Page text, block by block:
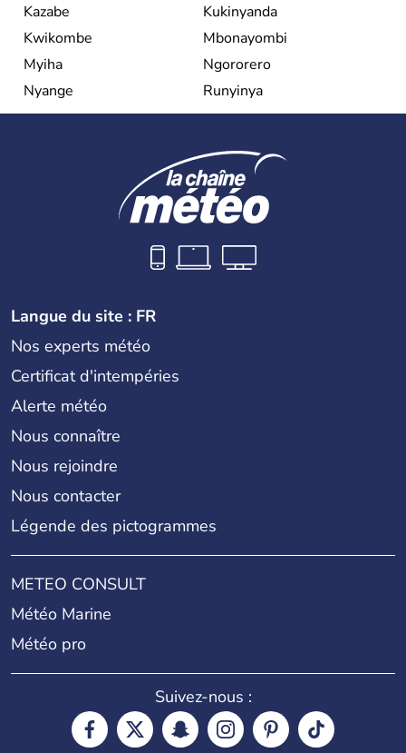
Kazabe
Kukinyanda
Kwikombe
Mbonayombi
Myiha
Ngororero
Nyange
Runyinya
Langue du site : FR
Nos experts météo
Certificat d'intempéries
Alerte météo
Nous connaître
Nous rejoindre
Nous contacter
Légende des pictogrammes
METEO CONSULT
Météo Marine
Météo pro
Suivez-nous :